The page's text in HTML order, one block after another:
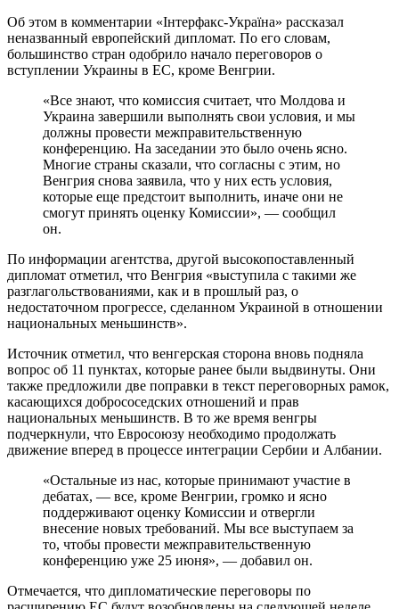
Об этом в комментарии «Інтерфакс-Україна» рассказал
неназванный европейский дипломат. По его словам,
большинство стран одобрило начало переговоров о
вступлении Украины в ЕС, кроме Венгрии.
«Все знают, что комиссия считает, что Молдова и
Украина завершили выполнять свои условия, и мы
должны провести межправительственную
конференцию. На заседании это было очень ясно.
Многие страны сказали, что согласны с этим, но
Венгрия снова заявила, что у них есть условия,
которые еще предстоит выполнить, иначе они не
смогут принять оценку Комиссии», — сообщил
он.
По информации агентства, другой высокопоставленный
дипломат отметил, что Венгрия «выступила с такими же
разглагольствованиями, как и в прошлый раз, о
недостаточном прогрессе, сделанном Украиной в отношении
национальных меньшинств».
Источник отметил, что венгерская сторона вновь подняла
вопрос об 11 пунктах, которые ранее были выдвинуты. Они
также предложили две поправки в текст переговорных рамок,
касающихся добрососедских отношений и прав
национальных меньшинств. В то же время венгры
подчеркнули, что Евросоюзу необходимо продолжать
движение вперед в процессе интеграции Сербии и Албании.
«Остальные из нас, которые принимают участие в
дебатах, — все, кроме Венгрии, громко и ясно
поддерживают оценку Комиссии и отвергли
внесение новых требований. Мы все выступаем за
то, чтобы провести межправительственную
конференцию уже 25 июня», — добавил он.
Отмечается, что дипломатические переговоры по